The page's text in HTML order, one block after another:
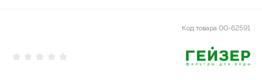
Код товара 00-62591